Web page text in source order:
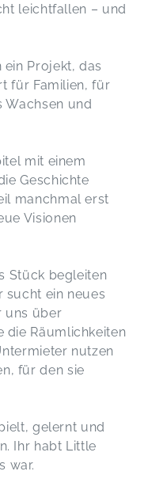
leichtfallen – und
Projekt, das
für Familien, für
Wachsen und
mit einem
Geschichte
manchmal erst
Visionen
Stück begleiten
sucht ein neues
uns über
die Räumlichkeiten
nutzen
für den sie
gelernt und
Ihr habt Little
war.